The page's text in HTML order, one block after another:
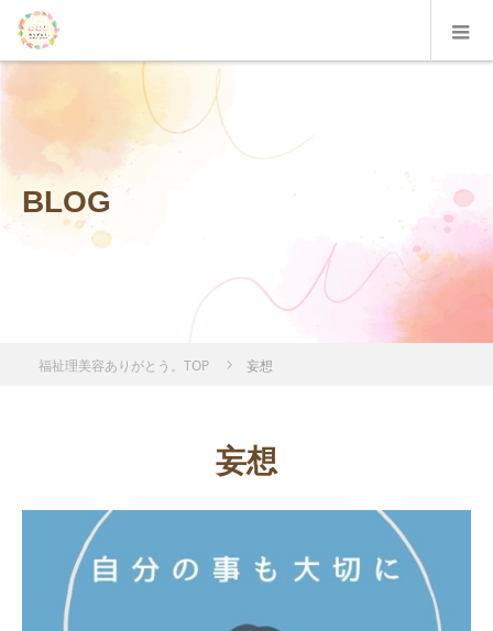
BLOG
福祉理美容ありがとう。TOP 妄想
妄想